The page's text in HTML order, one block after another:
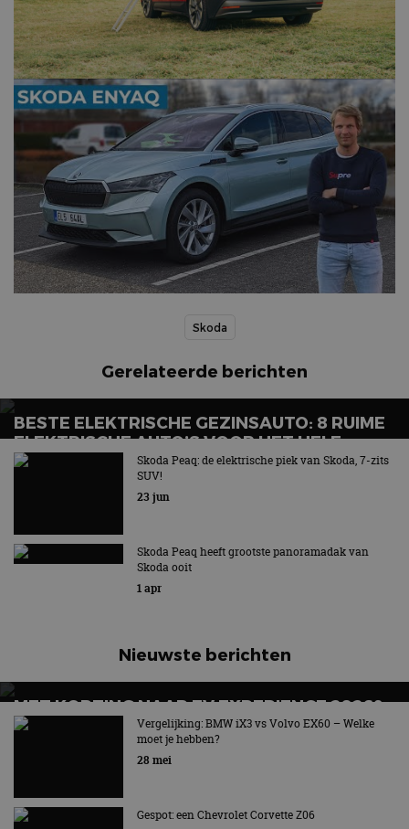
Skoda
Gerelateerde berichten
BESTE ELEKTRISCHE GEZINSAUTO: 8 RUIME
ELEKTRISCHE AUTO’S VOOR HET HELE
GEZIN
Wat is de beste elektrische gezinsauto voor grote
Skoda Peaq: de elektrische piek van Skoda, 7-zits
SUV!
23 jun
Skoda Peaq heeft grootste panoramadak van
Skoda ooit
1 apr
Nieuwste berichten
MET KORTING NAAR EV EXPERIENCE 2026?
AUTORAI REGELT HET!
EV Experience 2026 van 24 tot 26 september
Vergelijking: BMW iX3 vs Volvo EX60 – Welke
moet je hebben?
28 mei
Gespot: een Chevrolet Corvette Z06